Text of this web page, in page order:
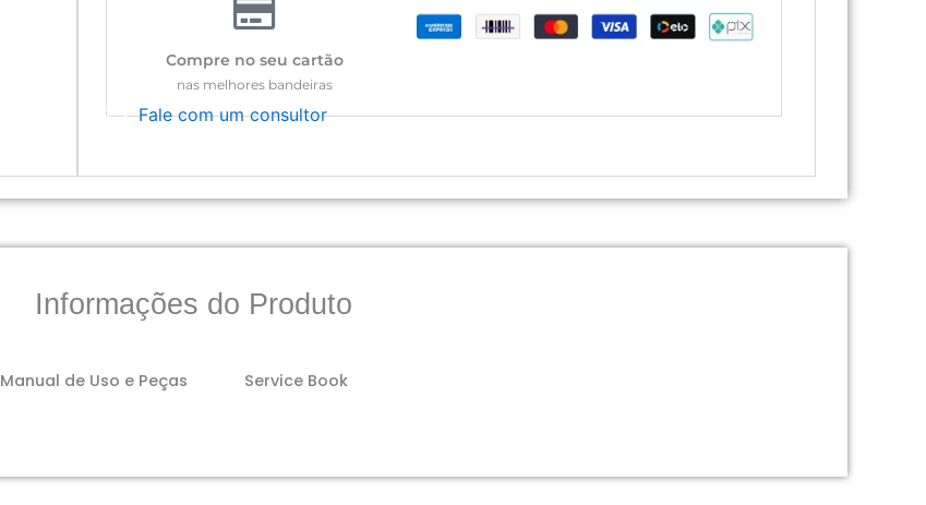
Compre no seu cartão
nas melhores bandeiras
Fale com um consultor
Informações do Produto
Manual de Uso e Peças Service Book